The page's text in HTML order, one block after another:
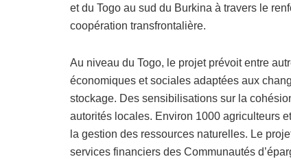
et du Togo au sud du Burkina à travers le
coopération transfrontalière.
Au niveau du Togo, le projet prévoit entre
économiques et sociales adaptées aux
stockage. Des sensibilisations sur la
autorités locales. Environ 1000 agriculteurs
la gestion des ressources naturelles. Le
services financiers des Communautés